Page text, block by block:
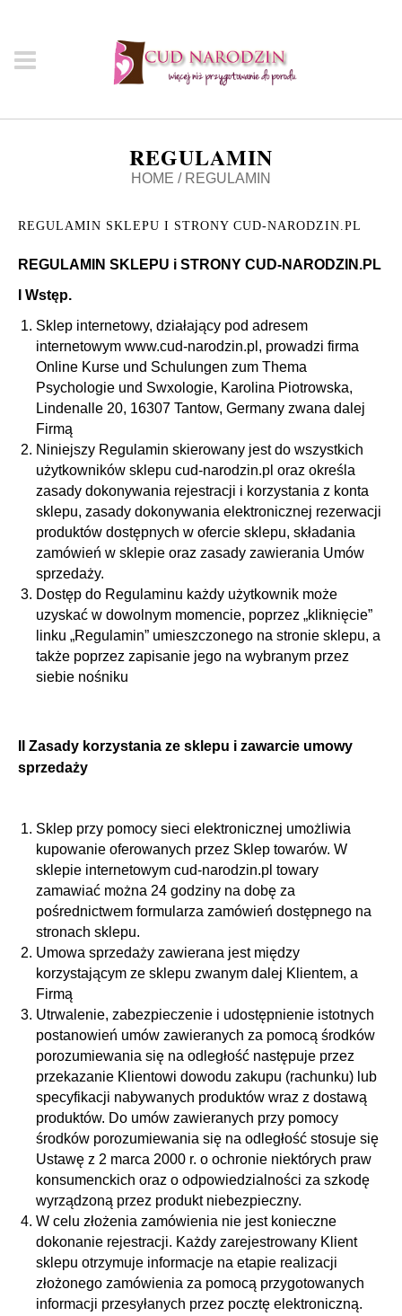
REGULAMIN
HOME / REGULAMIN
REGULAMIN SKLEPU I STRONY CUD-NARODZIN.PL
REGULAMIN SKLEPU i STRONY CUD-NARODZIN.PL
I Wstęp.
Sklep internetowy, działający pod adresem
internetowym www.cud-narodzin.pl , prowadzi firma
Online Kurse und Schulungen zum Thema
Psychologie und Swxologie, Karolina Piotrowska,
Lindenalle 20, 16307 Tantow, Germany zwana dalej
Firmą
Niniejszy Regulamin skierowany jest do wszystkich
użytkowników sklepu cud-narodzin.pl oraz określa
zasady dokonywania rejestracji i korzystania z konta
sklepu, zasady dokonywania elektronicznej rezerwacji
produktów dostępnych w ofercie sklepu, składania
zamówień w sklepie oraz zasady zawierania Umów
sprzedaży.
Dostęp do Regulaminu każdy użytkownik może
uzyskać w dowolnym momencie, poprzez „kliknięcie”
linku „Regulamin” umieszczonego na stronie sklepu, a
także poprzez zapisanie jego na wybranym przez
siebie nośniku
II Zasady korzystania ze sklepu i zawarcie umowy
sprzedaży
Sklep przy pomocy sieci elektronicznej umożliwia
kupowanie oferowanych przez Sklep towarów. W
sklepie internetowym cud-narodzin.pl towary
zamawiać można 24 godziny na dobę za
pośrednictwem formularza zamówień dostępnego na
stronach sklepu.
Umowa sprzedaży zawierana jest między
korzystającym ze sklepu zwanym dalej Klientem, a
Firmą
Utrwalenie, zabezpieczenie i udostępnienie istotnych
postanowień umów zawieranych za pomocą środków
porozumiewania się na odległość następuje przez
przekazanie Klientowi dowodu zakupu (rachunku) lub
specyfikacji nabywanych produktów wraz z dostawą
produktów. Do umów zawieranych przy pomocy
środków porozumiewania się na odległość stosuje się
Ustawę z 2 marca 2000 r. o ochronie niektórych praw
konsumenckich oraz o odpowiedzialności za szkodę
wyrządzoną przez produkt niebezpieczny.
W celu złożenia zamówienia nie jest konieczne
dokonanie rejestracji. Każdy zarejestrowany Klient
sklepu otrzymuje informacje na etapie realizacji
złożonego zamówienia za pomocą przygotowanych
informacji przesyłanych przez pocztę elektroniczną.